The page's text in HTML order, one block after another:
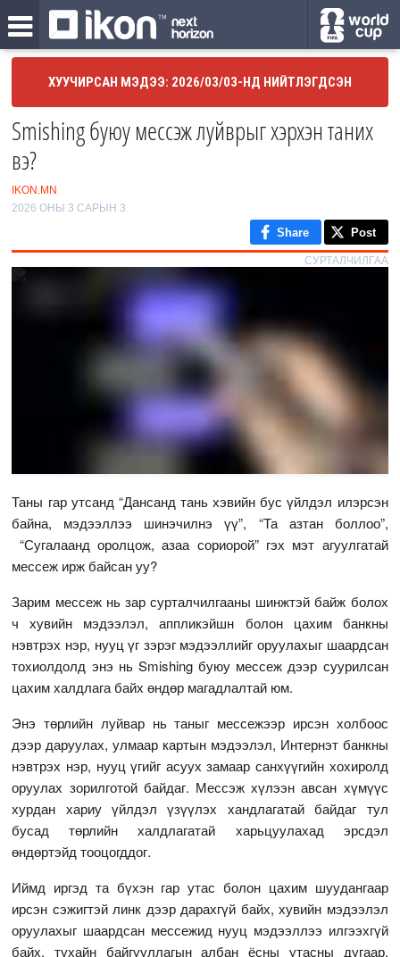
ХУУЧИРСАН МЭДЭЭ: 2026/03/03-НД НИЙТЛЭГДСЭН
Smishing буюу мессэж луйврыг хэрхэн таних
вэ?
IKON.MN
2026 ОНЫ 3 САРЫН 3
Share Post
СУРТАЛЧИЛГАА
Таны гар утсанд “Дансанд тань хэвийн бус үйлдэл илэрсэн
байна, мэдээллээ шинэчилнэ үү”, “Та азтан боллоо”,
“Сугалаанд оролцож, азаа сориорой” гэх мэт агуулгатай
мессеж ирж байсан уу?
Зарим мессеж нь зар сурталчилгааны шинжтэй байж болох
ч хувийн мэдээлэл, аппликэйшн болон цахим банкны
нэвтрэх нэр, нууц үг зэрэг мэдээллийг оруулахыг шаардсан
тохиолдолд энэ нь Smishing буюу мессеж дээр суурилсан
цахим халдлага байх өндөр магадлалтай юм.
Энэ төрлийн луйвар нь таныг мессежээр ирсэн холбоос
дээр даруулах, улмаар картын мэдээлэл, Интернэт банкны
нэвтрэх нэр, нууц үгийг асуух замаар санхүүгийн хохиролд
оруулах зорилготой байдаг. Мессэж хүлээн авсан хүмүүс
хурдан хариу үйлдэл үзүүлэх хандлагатай байдаг тул
бусад төрлийн халдлагатай харьцуулахад эрсдэл
өндөртэйд тооцогддог.
Иймд иргэд та бүхэн гар утас болон цахим шуудангаар
ирсэн сэжигтэй линк дээр дарахгүй байх, хувийн мэдээлэл
оруулахыг шаардсан мессежид нууц мэдээллээ илгээхгүй
байх, тухайн байгууллагын албан ёсны утасны дугаар,